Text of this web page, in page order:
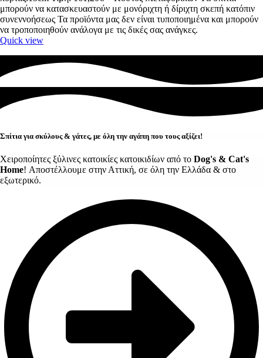
μπορούν να κατασκευαστούν με μονόριχτη ή δίριχτη σκεπή κατόπιν
συνεννοήσεως Τα προϊόντα μας δεν είναι τυποποιημένα και μπορούν
να τροποποιηθούν ανάλογα με τις δικές σας ανάγκες.
Quick view
Σπίτια για σκύλους & γάτες, με όλη την αγάπη που τους αξίζει!
Χειροποίητες ξύλινες κατοικίες κατοικιδίων από το Dog's & Cat's
Home! Αποστέλλουμε στην Αττική, σε όλη την Ελλάδα & στο
εξωτερικό.